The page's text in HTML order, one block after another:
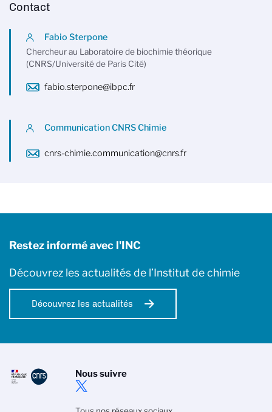
Contact
Fabio Sterpone
Chercheur au Laboratoire de biochimie théorique
(CNRS/Université de Paris Cité)
fabio.sterpone@ibpc.fr
Communication CNRS Chimie
cnrs-chimie.communication@cnrs.fr
Restez informé avec l'INC
Découvrez les actualités de l’Institut de chimie
Découvrez les actualités
Nous suivre